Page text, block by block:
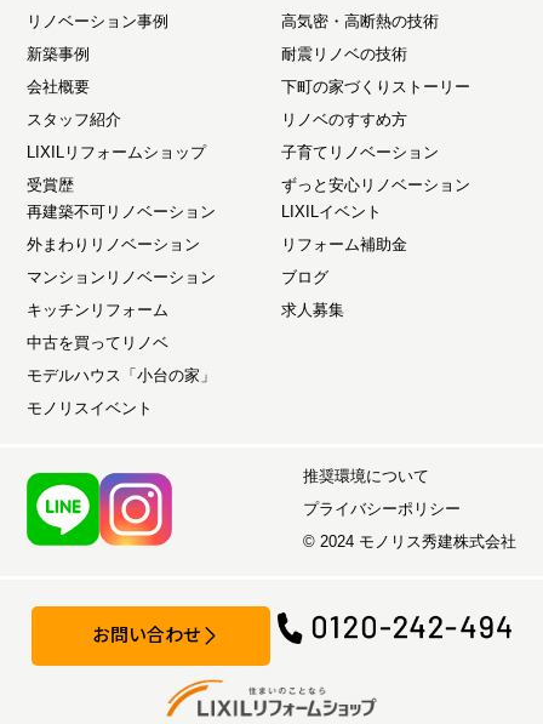
リノベーション事例
新築事例
会社概要
スタッフ紹介
LIXILリフォームショップ
受賞歴
高気密・高断熱の技術
耐震リノベの技術
下町の家づくりストーリー
リノベのすすめ方
子育てリノベーション
ずっと安心リノベーション
再建築不可リノベーション
外まわりリノベーション
マンションリノベーション
キッチンリフォーム
中古を買ってリノベ
モデルハウス「小台の家」
モノリスイベント
LIXILイベント
リフォーム補助金
ブログ
求人募集
推奨環境について
プライバシーポリシー
© 2024 モノリス秀建株式会社
お問い合わせ